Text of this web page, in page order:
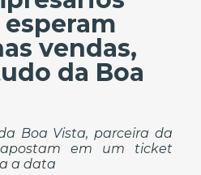
vendas,
da Boa
Boa Vista, parceira da
apostam em um ticket
a data